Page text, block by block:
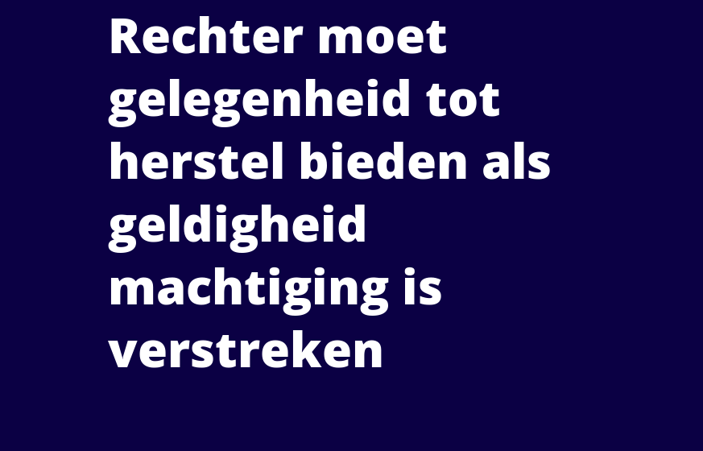
Rechter moet
gelegenheid tot
herstel bieden als
geldigheid
machtiging is
verstreken